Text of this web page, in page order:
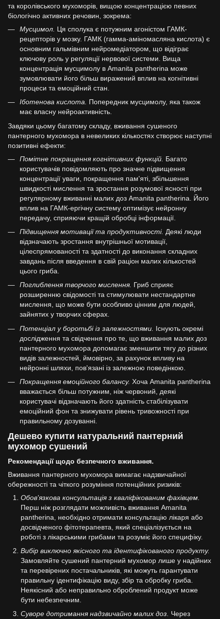
та королівського мухоморів, вищою концентрацією певних
біологічно активних речовин, зокрема:
Мусцимол. Ця сполука є потужним агоністом ГАМК-
рецепторів у мозку. ГАМК (гамма-аміномасляна кислота) є
основним гальмівним нейромедіатором, що відіграє
ключову роль у регуляції нервової системи. Вища
концентрація мусцимолу в Amanita pantherina може
зумовлювати його більш виражений вплив на когнітивні
процеси та емоційний стан.
Іботенова кислота.
Попередник мусцимолу, яка також
має власну нейроактивність.
Завдяки цьому багатому складу, вживання сушеного
пантерного мухомора в невеликих кількостях створює наступні
позитивні ефекти:
Помітне покращення когнітивних функцій. Багато
користувачів повідомляють про значне підвищення
концентрації уваги, покращення пам'яті, збільшення
швидкості мислення та зростання розумової ясності при
регулярному вживанні малих доз Amanita pantherina. Його
вплив на ГАМК-ергічну систему оптимізує нейронну
передачу, сприяючи кращій обробці інформації.
Підвищення мотивації та продуктивності. Деякі люди
відзначають зростання внутрішньої мотивації,
цілеспрямованості та здатності до виконання складних
завдань після введення в свій раціон малих кількостей
цього гриба.
Поглиблення творчого мислення. Гриб сприяє
розширенню свідомості та стимулювати нестандартне
мислення, що може бути особливо цінним для людей,
зайнятих у творчих сферах.
Потенціал у боротьбі із залежностями. Існують окремі
дослідження та свідчення про те, що вживання малих доз
пантерного мухомора допомагає зменшити тягу до різних
видів залежностей, ймовірно, за рахунок впливу на
нейронні шляхи, пов'язані із залежною поведінкою.
Покращення емоційного балансу. Хоча Amanita pantherina
вважається більш потужним, ніж червоний, деякі
користувачі відзначають його здатність стабілізувати
емоційний фон та знижувати рівень тривожності при
правильному дозуванні.
Дешево купити натуральний пантерний
мухомор сушений
Рекомендації щодо безпечного вживання.
Вживання пантерного мухомора вимагає надзвичайної
обережності та чіткого розуміння потенційних ризиків:
Обов'язкова консультація з кваліфікованим фахівцем.
Перш ніж розглядати можливість вживання Amanita
pantherina, необхідно отримати консультацію лікаря або
досвідченого фітотерапевта, який спеціалізується на
роботі з лікарськими грибами та розуміє його специфіку.
Вибір виключно якісного та ідентифікованого продукту.
Замовляйте сушений пантерний мухомор лише у надійних
та перевірених постачальників, які можуть гарантувати
правильну ідентифікацію виду, збір та обробку гриба.
Неякісний або неправильно оброблений продукт може
бути небезпечним.
Суворе дотримання надзвичайно малих доз. Через